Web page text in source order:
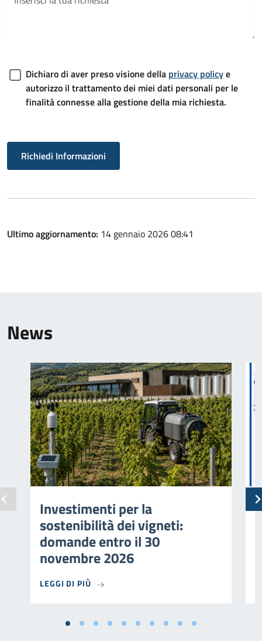
Dichiaro di aver preso visione della privacy policye
autorizzo il trattamento dei miei dati personali per le
finalità connesse alla gestione della mia richiesta.
Richiedi Informazioni
Ultimo aggiornamento: 14 gennaio 2026 08:41
News
Investimenti per la
sostenibilità dei vigneti:
domande entro il 30
novembre 2026
LEGGI DI PIÙ